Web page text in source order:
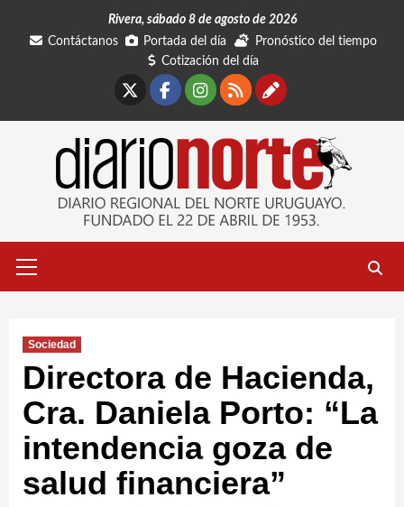
Rivera, sábado 8 de agosto de 2026
Contáctanos
Portada del día
Pronóstico del tiempo
Cotización del día
Facebook
Instagram
RSSContáctanos
primario
Sociedad
Directora de Hacienda,
Cra. Daniela Porto: “La
intendencia goza de
salud financiera”